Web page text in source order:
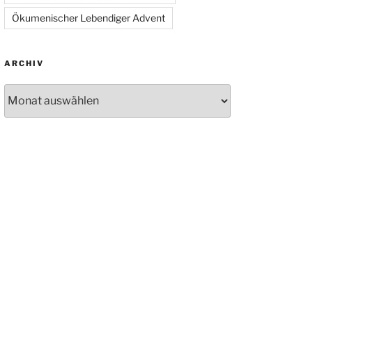
Ökumenischer Lebendiger Advent
ARCHIV